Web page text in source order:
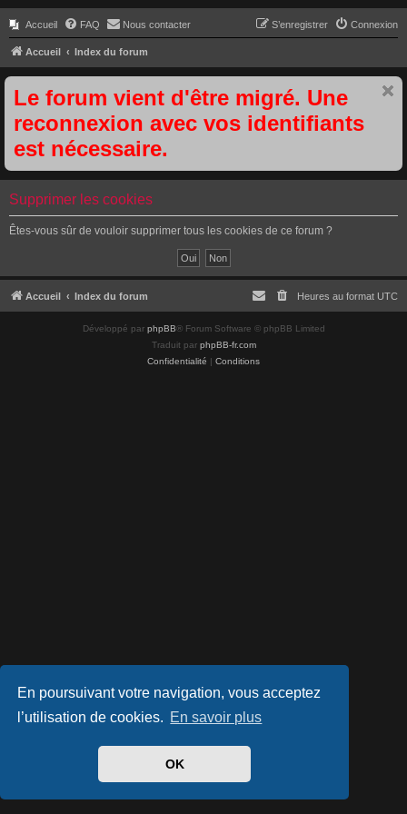
En poursuivant votre navigation, vous acceptez
l’utilisation de cookies. En savoir plus
OK
Accueil FAQ Nous contacter Connexion
S’enregistrer
Accueil Index du forum
Le forum vient d'être migré. Une
reconnexion avec vos identifiants
est nécessaire.
Supprimer les cookies
Êtes-vous sûr de vouloir supprimer tous les cookies de ce forum ?
Accueil Index du forum Heures au format UTC
Développé par phpBB® Forum Software © phpBB Limited
Traduit par phpBB-fr.com
Confidentialité | Conditions